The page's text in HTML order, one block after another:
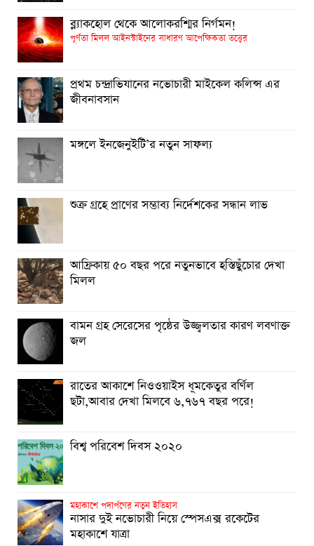
মঙ্গলে ইনজেনুইটি’র নতুন সাফল্য
শুক্র গ্রহে প্রাণের সম্ভাব্য নির্দেশকের সন্ধান লাভ
আফ্রিকায় ৫০ বছর পরে নতুনভাবে হস্তিছুঁচোর দেখা মিলল
ব্ল্যাকহোল থেকে আলোকরশ্মির নির্গমন!
পূর্ণতা মিলল আইনস্টাইনের সাধারণ আপেক্ষিকতা তত্ত্বের
প্রথম চন্দ্রাভিযানের নভোচারী মাইকেল কলিন্স এর
জীবনাবসান
মঙ্গলে ইনজেনুইটি’র নতুন সাফল্য
শুক্র গ্রহে প্রাণের সম্ভাব্য নির্দেশকের সন্ধান লাভ
আফ্রিকায় ৫০ বছর পরে নতুনভাবে হস্তিছুঁচোর দেখা
মিলল
বামন গ্রহ সেরেসের পৃষ্ঠের উজ্জ্বলতার কারণ লবণাক্ত
জল
রাতের আকাশে নিওওয়াইস ধূমকেতুর বর্ণিল
ছটা,আবার দেখা মিলবে ৬,৭৬৭ বছর পরে!
বিশ্ব পরিবেশ দিবস ২০২০
মহাকাশে পদার্পণের নতুন ইতিহাস
নাসার দুই নভোচারী নিয়ে স্পেসএক্স রকেটের
মহাকাশে যাত্রা